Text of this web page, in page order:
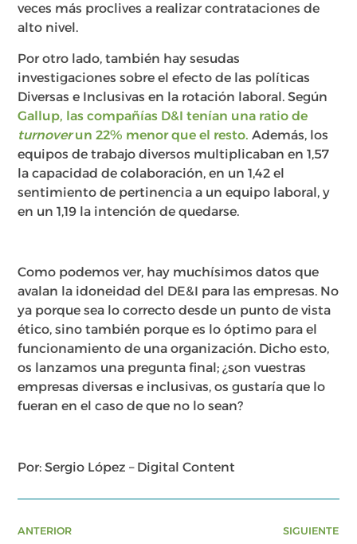
veces más proclives a realizar contrataciones de
alto nivel.
Por otro lado, también hay sesudas
investigaciones sobre el efecto de las políticas
Diversas e Inclusivas en la rotación laboral. Según
Gallup, las compañías D&I tenían una ratio de
turnoverun 22% menor que el resto. Además, los
equipos de trabajo diversos multiplicaban en 1,57
la capacidad de colaboración, en un 1,42 el
sentimiento de pertinencia a un equipo laboral, y
en un 1,19 la intención de quedarse.
Como podemos ver, hay muchísimos datos que
avalan la idoneidad del DE&I para las empresas. No
ya porque sea lo correcto desde un punto de vista
ético, sino también porque es lo óptimo para el
funcionamiento de una organización. Dicho esto,
os lanzamos una pregunta final; ¿son vuestras
empresas diversas e inclusivas, os gustaría que lo
fueran en el caso de que no lo sean?
Por: Sergio López – Digital Content
ANTERIOR SIGUIENTE